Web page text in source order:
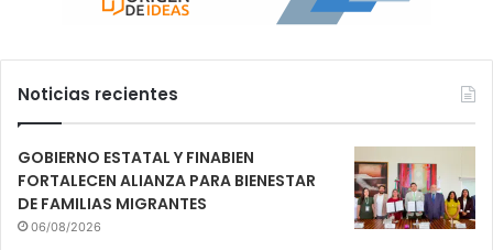
Noticias recientes
GOBIERNO ESTATAL Y FINABIEN
FORTALECEN ALIANZA PARA BIENESTAR
DE FAMILIAS MIGRANTES
06/08/2026